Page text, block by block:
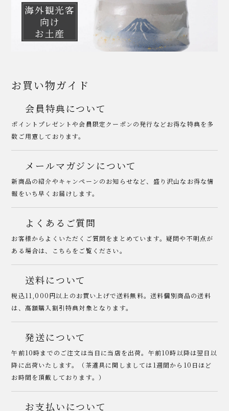
海外観光客
向け
お土産
お買い物ガイド
会員特典について
ポイントプレゼントや会員限定クーポンの発行などお得な特典を多
数ご用意しております。
メールマガジンについて
新商品の紹介やキャンペーンのお知らせなど、盛り沢山なお得な情
報をいち早くお届けします。
よくあるご質問
お客様からよくいただくご質問をまとめています。疑問や不明点が
ある場合は、こちらをご覧ください。
送料について
税込11,000円以上のお買い上げで送料無料。送料個別商品の送料
は、高額購入割引特典対象となります。
発送について
午前10時までのご注文は当日に当店を出荷。午前10時以降は翌日以
降に出荷いたします。（茶道具に関しましては1週間から10日ほど
お時間を頂戴しております。）
お支払いについて